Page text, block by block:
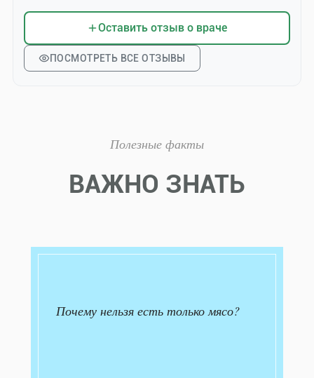
Оставить отзыв о враче
ПОСМОТРЕТЬ ВСЕ ОТЗЫВЫ
Полезные факты
ВАЖНО ЗНАТЬ
Почему нельзя есть только мясо?